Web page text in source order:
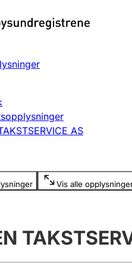
slette
AS
Vis alle
skjult